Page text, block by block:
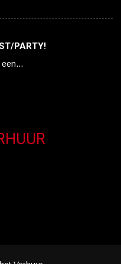
PARTY!
een…